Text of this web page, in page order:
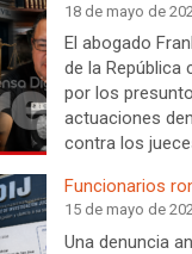
18 de mayo de
El abogado
de la República
por los
actuaciones
contra los
Funcionarios
15 de mayo de
Una denuncia